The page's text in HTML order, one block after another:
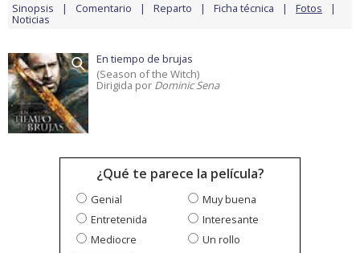
Sinopsis Comentario Reparto Ficha técnica Fotos
Noticias
En tiempo de brujas
(Season of the Witch)
Dirigida por Dominic Sena
¿Qué te parece la película?
Genial
Muy buena
Entretenida
Interesante
Mediocre
Un rollo